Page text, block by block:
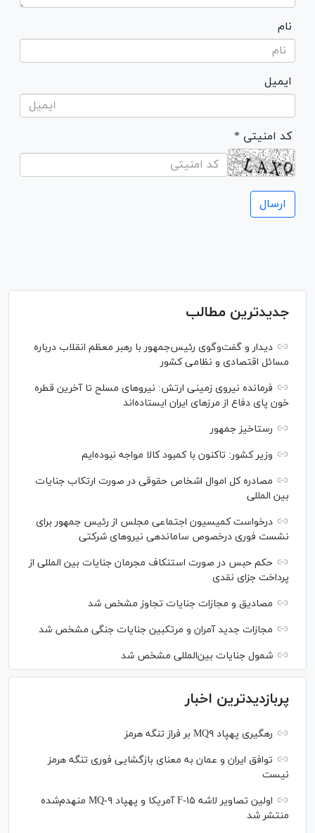
نام
ایمیل
* کد امنیتی
جدیدترین مطالب
دیدار و گفت‌‌وگوی رئیس‌جمهور با رهبر معظم انقلاب درباره
مسائل اقتصادی و نظامی کشور
فرمانده نیروی زمینی ارتش: نیرو‌های مسلح تا آخرین قطره
خون پای دفاع از مرز‌های ایران ایستاده‌اند
رستاخیز جمهور
وزیر کشور: تاکنون با کمبود کالا مواجه نبوده‌ایم
مصادره کل اموال اشخاص حقوقی در صورت ارتکاب جنایات
بین المللی
درخواست کمیسیون اجتماعی مجلس از رئیس جمهور برای
نشست فوری درخصوص ساماندهی نیرو‌های شرکتی
حکم حبس در صورت استنکاف مجرمان جنایات بین المللی از
پرداخت جزای نقدی
مصادیق و مجازات جنایات تجاوز مشخص شد
مجازات جدید آمران و مرتکبین جنایات جنگی مشخص شد
شمول جنایات بین‌المللی مشخص شد
پربازدیدترین اخبار
رهگیری پهپاد MQ۹ بر فراز تنگه هرمز
توافق ایران و عمان به معنای بازگشایی فوری تنگه هرمز
نیست
اولین تصاویر لاشه F-۱۵ آمریکا و پهپاد MQ-۹ منهدم‌شده
منتشر شد